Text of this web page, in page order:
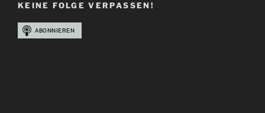
den
Metal
in
KEINE FOLGE VERPASSEN!